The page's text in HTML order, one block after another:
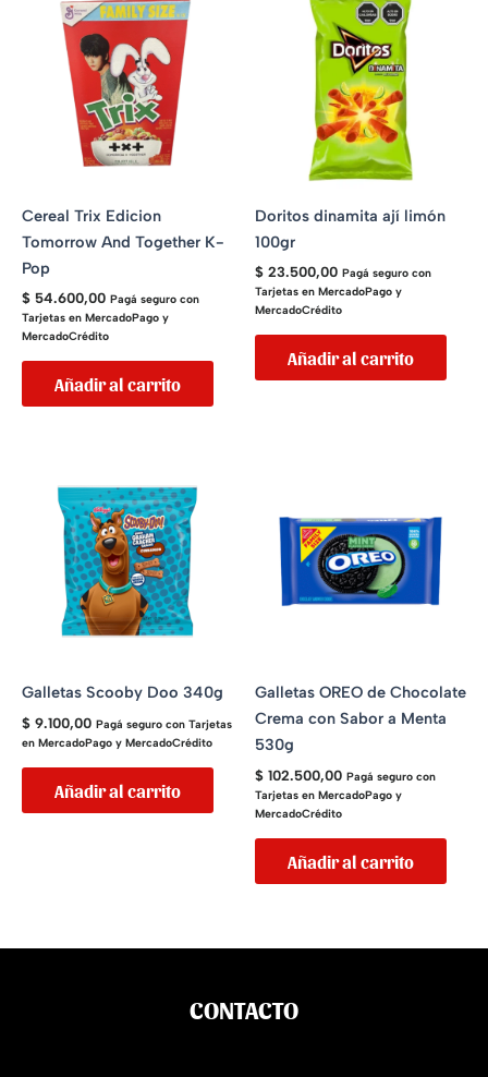
Cereal Trix Edicion
Tomorrow And Together K-
Pop
$ 54.600,00 Pagá seguro con
Tarjetas en MercadoPago y
MercadoCrédito
Añadir al carrito
Doritos dinamita ají limón
100gr
$ 23.500,00 Pagá seguro con
Tarjetas en MercadoPago y
MercadoCrédito
Añadir al carrito
Galletas Scooby Doo 340g
$ 9.100,00 Pagá seguro con Tarjetas
en MercadoPago y MercadoCrédito
Añadir al carrito
Galletas OREO de Chocolate
Crema con Sabor a Menta
530g
$ 102.500,00 Pagá seguro con
Tarjetas en MercadoPago y
MercadoCrédito
Añadir al carrito
CONTACTO